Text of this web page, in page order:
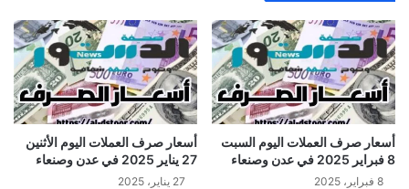
أسعار صرف العملات اليوم السبت
8 فبراير 2025 في عدن وصنعاء
8 فبراير، 2025
أسعار صرف العملات اليوم الأثنين
27 يناير 2025 في عدن وصنعاء
27 يناير، 2025